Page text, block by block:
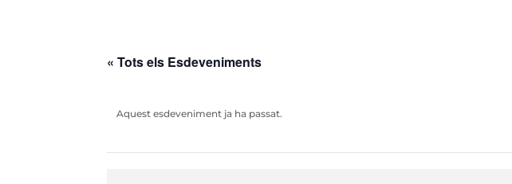
« Tots els Esdeveniments
Aquest esdeveniment ja ha passat.